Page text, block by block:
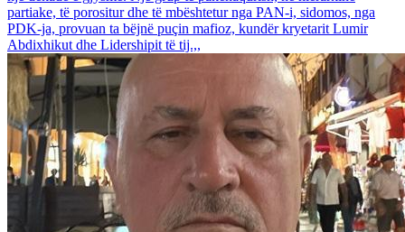
partiake, të porositur dhe të mbështetur nga PAN-i, sidomos, nga
PDK-ja, provuan ta bëjnë puçin mafioz, kundër kryetarit Lumir
Abdixhikut dhe Lidershipit të tij.,,